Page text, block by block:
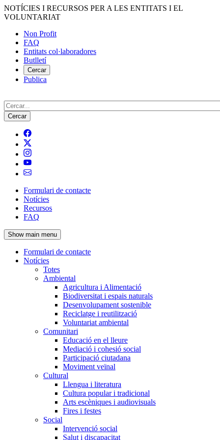
Vés
al
NOTÍCIES I RECURSOS PER A LES ENTITATS I EL
VOLUNTARIAT
Menú
del
compte
d'usuari
Non Profit
FAQ
Entitats col·laboradores
Butlletí
Cercar
Publica
Cerca
Navegació
principal
de
l'encapçalament
Formulari de contacte
Notícies
Recursos
FAQ
Show main menu
Navegació
principal
Formulari de contacte
Notícies
Totes
Ambiental
Agricultura i Alimentació
Biodiversitat i espais naturals
Desenvolupament sostenible
Reciclatge i reutilització
Voluntariat ambiental
Comunitari
Educació en el lleure
Mediació i cohesió social
Participació ciutadana
Moviment veïnal
Cultural
Llengua i literatura
Cultura popular i tradicional
Arts escèniques i audiovisuals
Fires i festes
Social
Intervenció social
Salut i discapacitat